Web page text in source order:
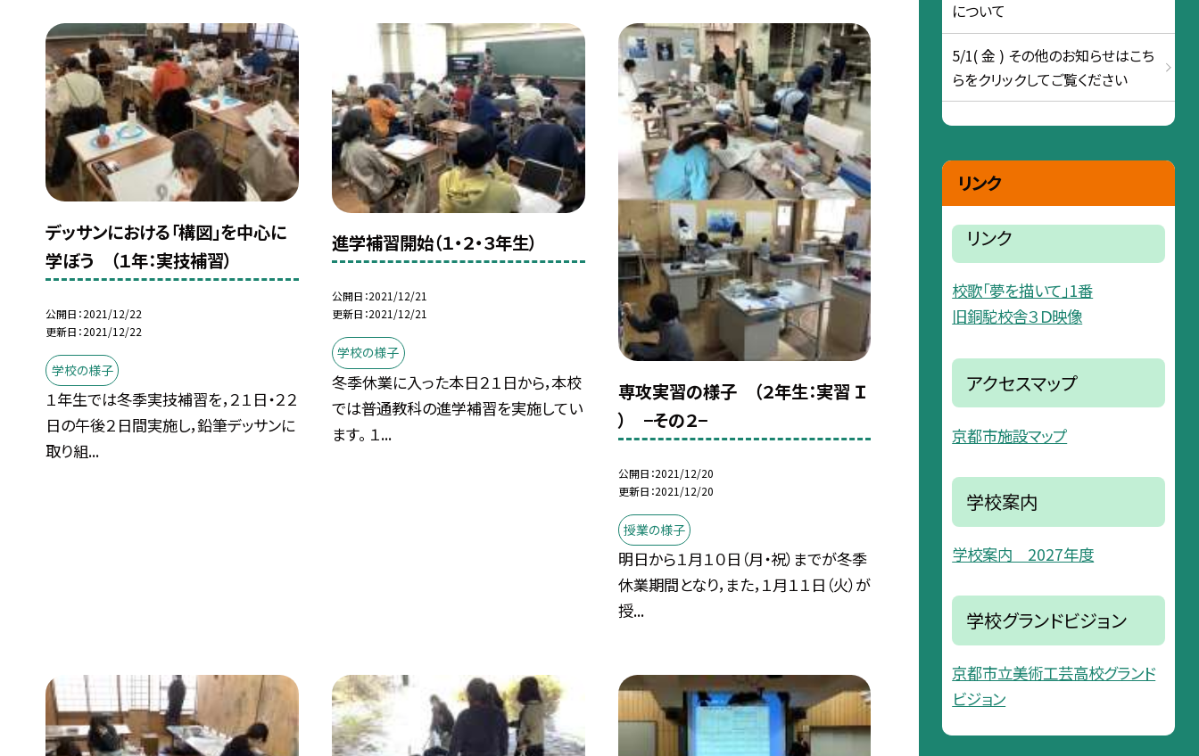
デッサンにおける「構図」を中心に
学ぼう （１年：実技補習）
公開日 2021/12/22
更新日 2021/12/22
学校の様子
１年生では冬季実技補習を，２１日・２２
日の午後２日間実施し，鉛筆デッサンに
取り組...
進学補習開始（１・２・３年生）
公開日 2021/12/21
更新日 2021/12/21
学校の様子
冬季休業に入った本日２１日から，本校
では普通教科の進学補習を実施してい
ます。 １...
専攻実習の様子 （２年生：実習 Ｉ
） −その２−
公開日 2021/12/20
更新日 2021/12/20
授業の様子
明日から１月１０日（月・祝）までが冬季
休業期間となり，また，１月１１日（火）が
授...
について
5/1( 金 ) その他のお知らせはこち
らをクリックしてご覧ください
リンク
リンク
校歌「夢を描いて」1番
旧銅駝校舎３Ｄ映像
アクセスマップ
京都市施設マップ
学校案内
学校案内 2027年度
学校グランドビジョン
京都市立美術工芸高校グランド
ビジョン